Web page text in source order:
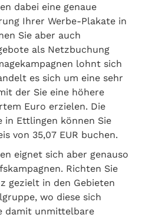
dabei eine genaue
Ihrer Werbe-Plakate in
Sie aber auch
als Netzbuchung
lohnt sich
es sich um eine sehr
der Sie eine höhere
Euro erzielen. Die
in Ettlingen können Sie
von 35,07 EUR buchen.
eignet sich aber genauso
Richten Sie
gezielt in den Gebieten
wo diese sich
damit unmittelbare